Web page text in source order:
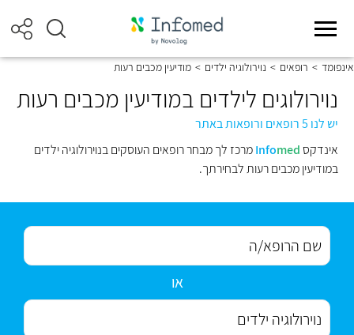
אינפומד > רופאים > נוירולוגיה ילדים > מודיעין מכבים רעות
נוירולוגים לילדים במודיעין מכבים רעות
יש לנו 5 רופאים ורופאות באתר
אינדקס
Infomed
מרכז לך מבחר רופאים העוסקים בנוירולוגיה ילדים
במודיעין מכבים רעות לבחירתך.
או